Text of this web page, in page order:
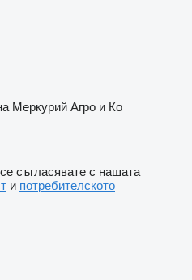
Меркурий Агро и Ко
съгласявате с нашата
и потребителското